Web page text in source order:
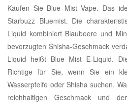
Kaufen Sie Blue Mist Vape. Das
Starbuzz Bluemist. Die
Liquid kombiniert Blaubeere und
bevorzugten Shisha-Geschmack
Liquid heißt Blue Mist E-Liquid.
Richtige für Sie, wenn Sie ein
Wasserpfeife oder Shisha suchen.
reichhaltigen Geschmack und